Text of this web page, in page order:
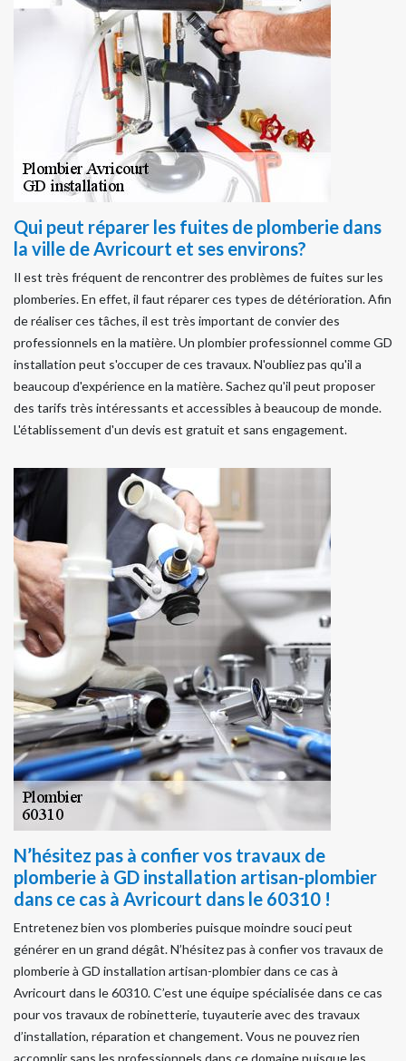
Qui peut réparer les fuites de plomberie dans
la ville de Avricourt et ses environs?
Il est très fréquent de rencontrer des problèmes de fuites sur les
plomberies. En effet, il faut réparer ces types de détérioration. Afin
de réaliser ces tâches, il est très important de convier des
professionnels en la matière. Un plombier professionnel comme GD
installation peut s'occuper de ces travaux. N'oubliez pas qu'il a
beaucoup d'expérience en la matière. Sachez qu'il peut proposer
des tarifs très intéressants et accessibles à beaucoup de monde.
L'établissement d'un devis est gratuit et sans engagement.
N’hésitez pas à confier vos travaux de
plomberie à GD installation artisan-plombier
dans ce cas à Avricourt dans le 60310 !
Entretenez bien vos plomberies puisque moindre souci peut
générer en un grand dégât. N’hésitez pas à confier vos travaux de
plomberie à GD installation artisan-plombier dans ce cas à
Avricourt dans le 60310. C’est une équipe spécialisée dans ce cas
pour vos travaux de robinetterie, tuyauterie avec des travaux
d’installation, réparation et changement. Vous ne pouvez rien
accomplir sans les professionnels dans ce domaine puisque les